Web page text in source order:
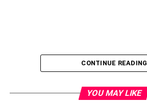
CONTINUE READING
YOU MAY LIKE